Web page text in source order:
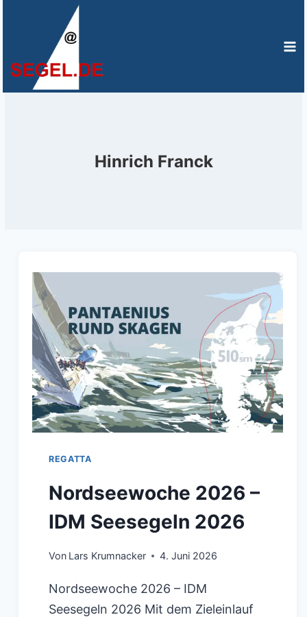
springen
Hinrich Franck
REGATTA
Nordseewoche 2026 –
IDM Seesegeln 2026
Von Lars Krumnacker 4. Juni 2026
Nordseewoche 2026 – IDM
Seesegeln 2026 Mit dem Zieleinlauf